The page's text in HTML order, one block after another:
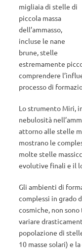
migliaia di stelle di
piccola massa
dell’ammasso,
incluse le nane
brune, stelle
estremamente
comprendere
processo di
Lo strumento Miri,
nebulosità
attorno alle stelle
mostrano le
molte stelle
evolutive finali e il
Gli ambienti di
complessi in grado
cosmiche, non
variare
popolazione di
10 masse solari) e